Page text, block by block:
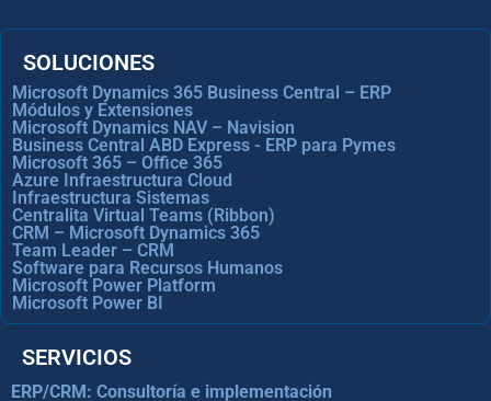
SOLUCIONES
Microsoft Dynamics 365 Business Central – ERP
Módulos y Extensiones
Microsoft Dynamics NAV – Navision
Business Central ABD Express - ERP para Pymes
Microsoft 365 – Office 365
Azure Infraestructura Cloud
Infraestructura Sistemas
Centralita Virtual Teams (Ribbon)
CRM – Microsoft Dynamics 365
Team Leader – CRM
Software para Recursos Humanos
Microsoft Power Platform
Microsoft Power BI
SERVICIOS
ERP/CRM: Consultoría e implementación